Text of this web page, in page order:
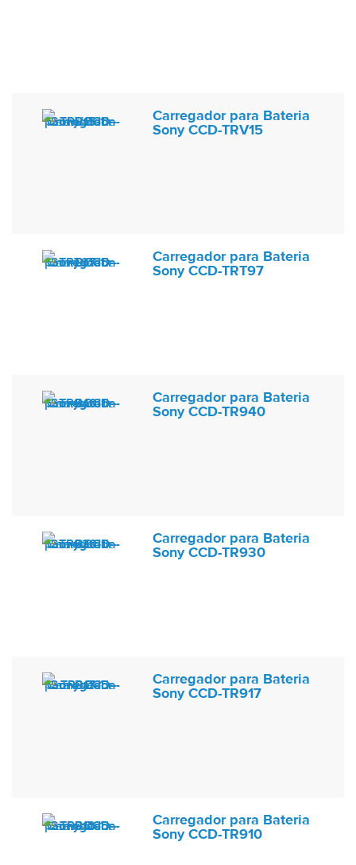
Carregador para Bateria
Sony CCD-TRV15
Carregador para Bateria
Sony CCD-TRT97
Carregador para Bateria
Sony CCD-TR940
Carregador para Bateria
Sony CCD-TR930
Carregador para Bateria
Sony CCD-TR917
Carregador para Bateria
Sony CCD-TR910